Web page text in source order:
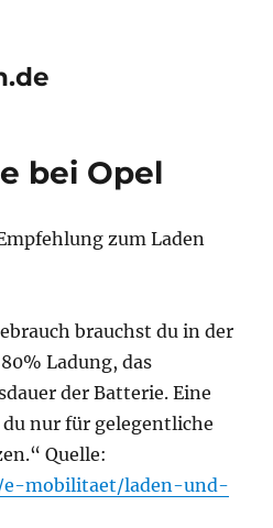
bei Opel
zum Laden
brauchst du in der
Ladung, das
der Batterie. Eine
nur für gelegentliche
Quelle:
e-mobilitaet/laden-und-